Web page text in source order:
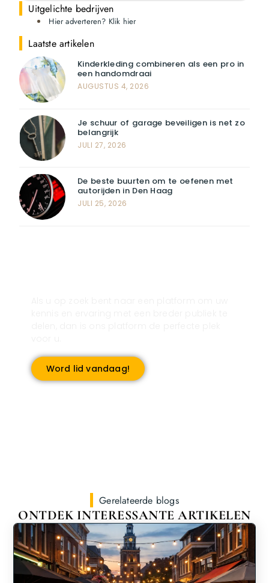
Uitgelichte bedrijven
Hier adverteren? Klik hier
Laatste artikelen
Kinderkleding combineren als een pro in
een handomdraai
AUGUSTUS 4, 2026
Je schuur of garage beveiligen is net zo
belangrijk
JULI 27, 2026
De beste buurten om te oefenen met
autorijden in Den Haag
JULI 25, 2026
Word lid vandaag!
Gerelateerde blogs
ONTDEK INTERESSANTE ARTIKELEN